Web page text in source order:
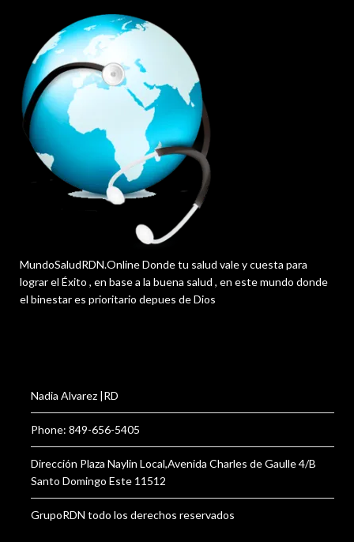
MundoSaludRDN.Online Donde tu salud vale y cuesta para
lograr el Éxito , en base a la buena salud , en este mundo donde
el binestar es prioritario depues de Dios
Nadia Alvarez |RD
Phone: 849-656-5405
Dirección Plaza Naylin Local,Avenida Charles de Gaulle 4/B
Santo Domingo Este 11512
GrupoRDN todo los derechos reservados